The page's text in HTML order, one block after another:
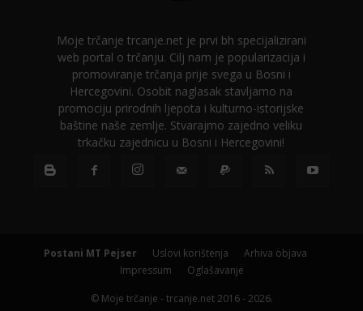
Moje trčanje trcanje.net je prvi bh specijalizirani
web portal o trčanju. Cilj nam je popularizacija i
promoviranje trčanja prije svega u Bosni i
Hercegovini. Osobit naglasak stavljamo na
promociju prirodnih ljepota i kulturno-istorijske
baštine naše zemlje. Stvarajmo zajedno veliku
trkačku zajednicu u Bosni i Hercegovini!
Postani MT Pejser Uslovi korištenja
Arhiva objava
Impressum
Oglašavanje
© Moje trčanje - trcanje.net 2016 - 2026.